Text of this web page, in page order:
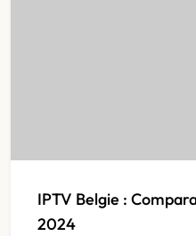
IPTV Belgie :
2024